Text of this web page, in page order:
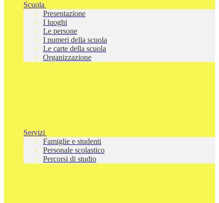
Scuola
Presentazione
I luoghi
Le persone
I numeri della scuola
Le carte della scuola
Organizzazione
Servizi
Famiglie e studenti
Personale scolastico
Percorsi di studio